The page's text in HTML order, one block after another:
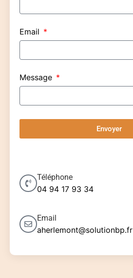
Email
Message
Envoyer
Téléphone
04 94 17 93 34
Email
aherlemont@solutionbp.fr